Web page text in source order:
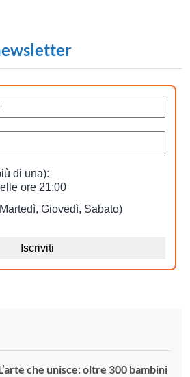
che unisce: oltre 300 bambini